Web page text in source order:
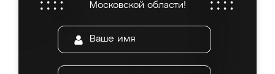
Московской области!